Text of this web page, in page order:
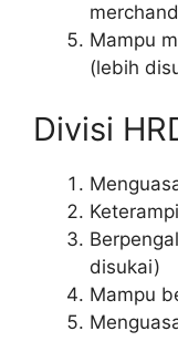
Mampu
(lebih
Divisi
disukai)
Mampu